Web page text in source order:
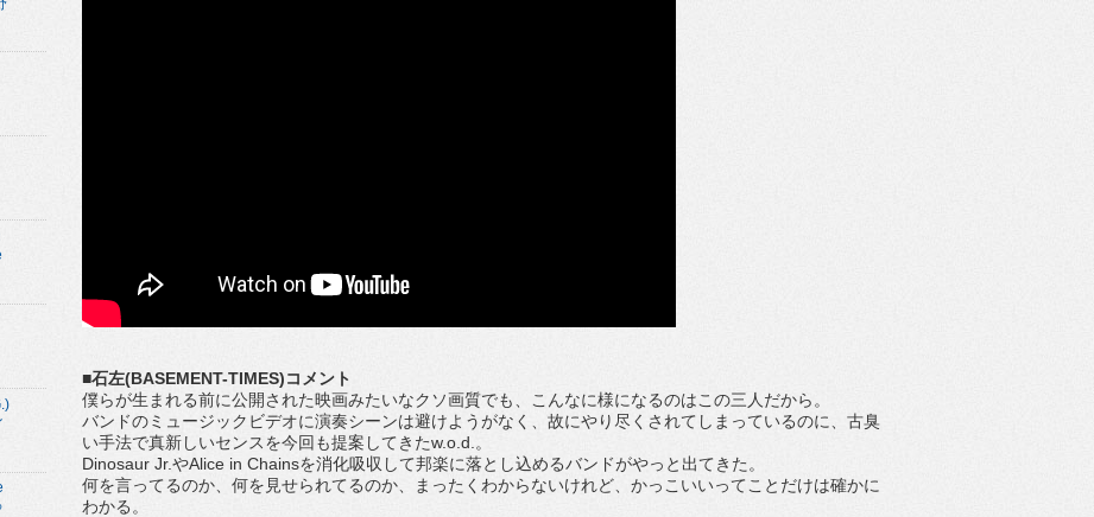
■石左(BASEMENT-TIMES)コメント
僕らが生まれる前に公開された映画みたいなクソ画質でも、こんなに様になるのはこの三人だから。
バンドのミュージックビデオに演奏シーンは避けようがなく、故にやり尽くされてしまっているのに、古臭
い手法で真新しいセンスを今回も提案してきたw.o.d.。
Dinosaur Jr.やAlice in Chainsを消化吸収して邦楽に落とし込めるバンドがやっと出てきた。
何を言ってるのか、何を見せられてるのか、まったくわからないけれど、かっこいいってことだけは確かに
わかる。